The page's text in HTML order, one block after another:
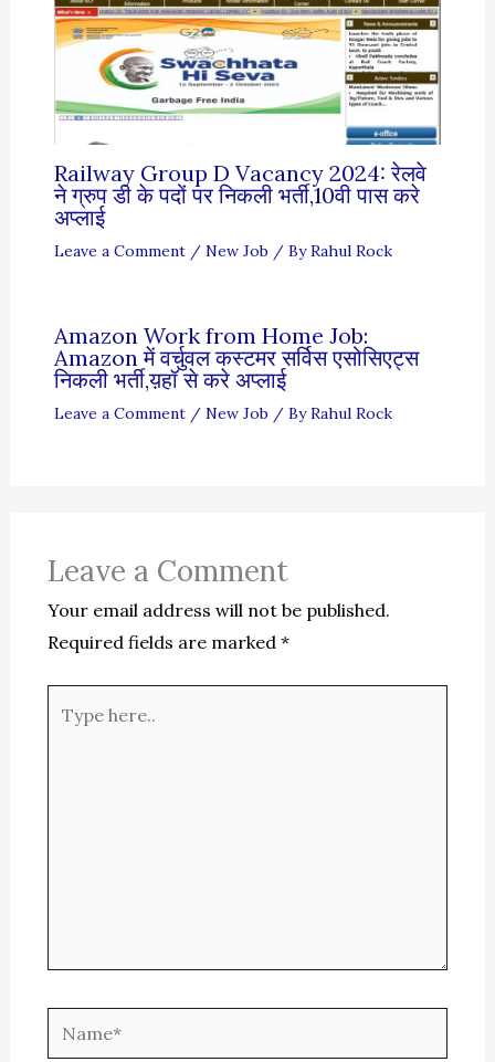
Railway Group D Vacancy 2024: रेलवे
ने ग्रुप डी के पदों पर निकली भर्ती,10वी पास करे
अप्लाई
Leave a Comment / New Job / ByRahul Rock
Amazon Work from Home Job:
Amazon में वर्चुवल कस्टमर सर्विस एसोसिएट्स
निकली भर्ती,य़हॉ से करे अप्लाई
Leave a Comment / New Job / ByRahul Rock
Leave a Comment
Your email address will not be published.
Required fields are marked *
here..
Name*